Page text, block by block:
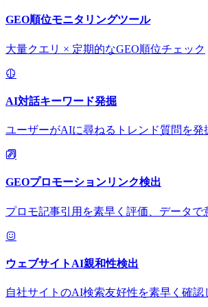
GEO順位モニタリングツール
大量クエリ × 定期的なGEO順位チェック
AI対話キーワード発掘
ユーザーがAIに尋ねるトレンド質問を
GEOプロモーションリンク検出
プロモ記事引用を素早く評価、データで
ウェブサイトAI親和性検出
自社サイトのAI検索友好性を素早く確